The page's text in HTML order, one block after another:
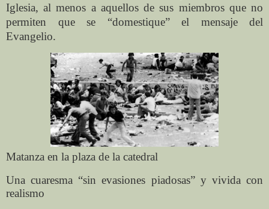
Iglesia, al menos a aquellos de sus miembros que no
permiten que se “domestique” el mensaje del
Evangelio.
Matanza en la plaza de la catedral
Una cuaresma “sin evasiones piadosas” y vivida con
realismo